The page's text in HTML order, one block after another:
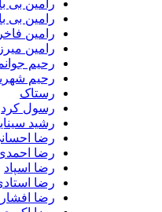
رامین بی باک
رامین بی باک و
رامین فاخری
رامین میرزادی
رحیم جوانمردی
رحیم شهریاری
رستاک
رسول کرد
رشید سینایی
رضا احسانی
رضا احمدی
رضا اسپاد
رضا استادی
رضا افشار